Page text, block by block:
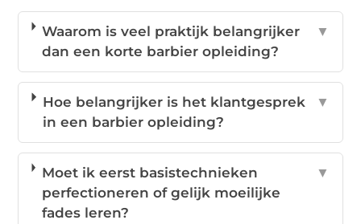
Waarom is veel praktijk belangrijker
dan een korte barbier opleiding?
▼
Hoe belangrijker is het klantgesprek
in een barbier opleiding?
▼
Moet ik eerst basistechnieken
perfectioneren of gelijk moeilijke
fades leren?
▼